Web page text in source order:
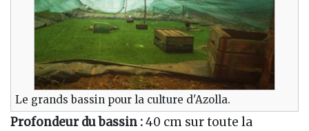
Le grands bassin pour la culture d'Azolla.
Profondeur du bassin :40 cm sur toute la